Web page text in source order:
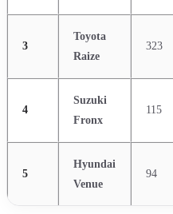
3
Toyota
Raize
323
4
Suzuki
Fronx
115
5
Hyundai
Venue
94